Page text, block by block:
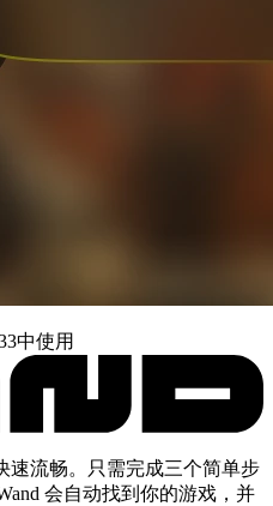
中使用
速流畅。只需完成三个简单步
会自动找到你的游戏，并